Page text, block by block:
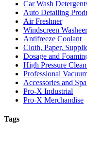
Car Wash
Auto Detailing
Air Freshner
Windscreen
Antifreeze Coolant
Cloth, Paper,
Dosage and
High Pressure
Professional
Accessories and
Pro-X Industrial
Pro-X Merchandise
Tags